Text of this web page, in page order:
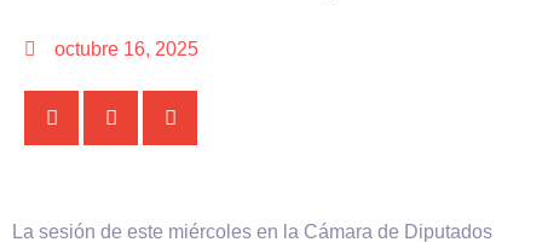
octubre 16, 2025
La sesión de este miércoles en la Cámara de Diputados